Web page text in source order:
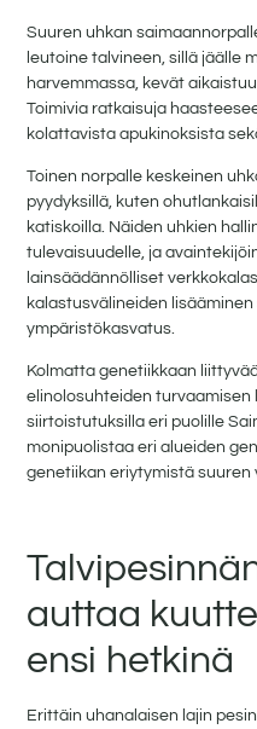
Suuren uhkan
leutoine talvineen, sillä jäälle
harvemmassa, kevät
Toimivia ratkaisuja
kolattavista apukinoksista
Toinen norpalle keskeinen
pyydyksillä, kuten
katiskoilla. Näiden uhkien
tulevaisuudelle, ja
lainsäädännölliset
kalastusvälineiden
ympäristökasvatus.
Kolmatta genetiikkaan
elinolosuhteiden turvaamisen
siirtoistutuksilla eri puolille
monipuolistaa eri alueiden
genetiikan eriytymistä suuren
auttaa
ensi hetkinä
Erittäin uhanalaisen lajin